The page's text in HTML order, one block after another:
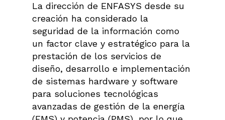
La dirección de ENFASYS desde su
creación ha considerado la
seguridad de la información como
un factor clave y estratégico para la
prestación de los servicios de
diseño, desarrollo e implementación
de sistemas hardware y software
para soluciones tecnológicas
avanzadas de gestión de la energía